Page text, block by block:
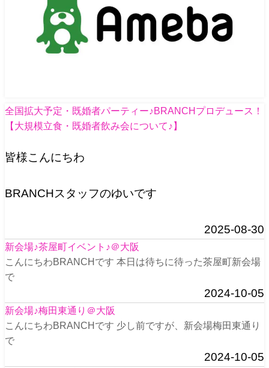
全国拡大予定・既婚者パーティー♪BRANCHプロデュース！
【大規模立食・既婚者飲み会について♪】
皆様こんにちわ
BRANCHスタッフのゆいです
2025-08-30
新会場♪茶屋町イベント♪＠大阪
こんにちわBRANCHです 本日は待ちに待った茶屋町新会場
で
2024-10-05
新会場♪梅田東通り＠大阪
こんにちわBRANCHです 少し前ですが、新会場梅田東通り
で
2024-10-05